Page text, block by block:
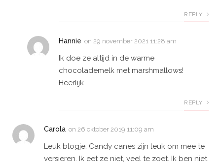
REPLY
Hannie on 29 november 2021 11:28 am
Ik doe ze altijd in de warme
chocolademelk met marshmallows!
Heerlijk
REPLY
Carola on 26 oktober 2019 11:09 am
Leuk blogje. Candy canes zijn leuk om mee te
versieren. Ik eet ze niet, veel te zoet. Ik ben niet